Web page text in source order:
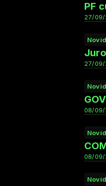
27/09/
PF
27/09/
08/09/
08/09/